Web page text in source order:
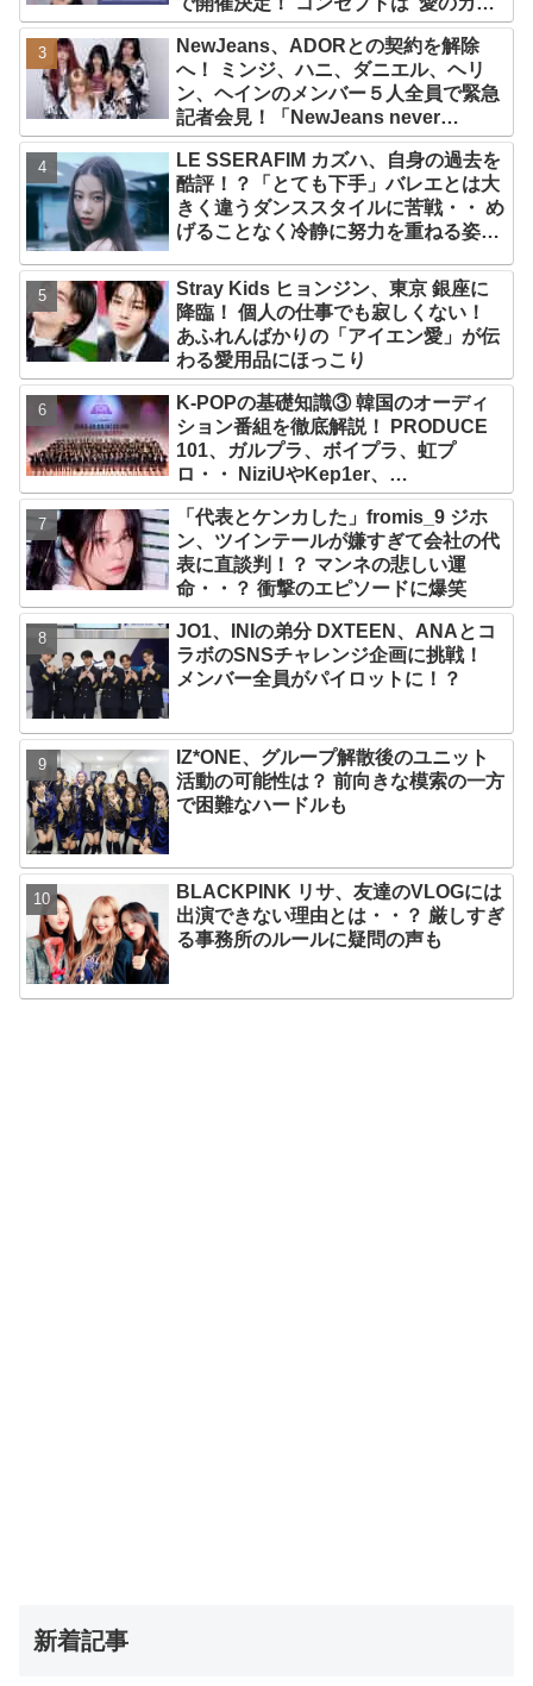
ラ”！？ 14日には新アルバム
『AMORTAGE』もリリース
NewJeans、ADORとの契約を解除
へ！ ミンジ、ハニ、ダニエル、ヘリ
ン、ヘインのメンバー５人全員で緊急
記者会見！「NewJeans never
dies!」と微笑みの宣言！ ADOR側、
2029年まで契約有効と主張
LE SSERAFIM カズハ、自身の過去を
酷評！？「とても下手」バレエとは大
きく違うダンススタイルに苦戦・・ め
げることなく冷静に努力を重ねる姿に
Stray Kids ヒョンジン、東京 銀座に
降臨！ 個人の仕事でも寂しくない！
あふれんばかりの「アイエン愛」が伝
わる愛用品にほっこり
K-POPの基礎知識③ 韓国のオーディ
ション番組を徹底解説！ PRODUCE
101、ガルプラ、ボイプラ、虹プ
ロ・・ NiziUやKep1er、
ZEROBASEONEら人気グループが
続々と誕生！ JO1やINI、ME:Iを生ん
だ日プまで一挙紹介
「代表とケンカした」fromis_9 ジホ
ン、ツインテールが嫌すぎて会社の代
表に直談判！？ マンネの悲しい運
命・・？ 衝撃のエピソードに爆笑
JO1、INIの弟分 DXTEEN、ANAとコ
ラボのSNSチャレンジ企画に挑戦！
メンバー全員がパイロットに！？
IZ*ONE、グループ解散後のユニット
活動の可能性は？ 前向きな模索の一方
で困難なハードルも
BLACKPINK リサ、友達のVLOGには
出演できない理由とは・・？ 厳しすぎ
る事務所のルールに疑問の声も
新着記事